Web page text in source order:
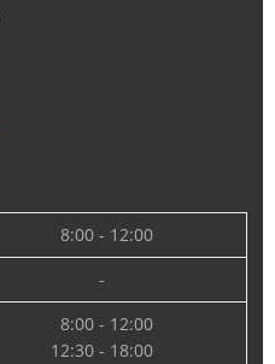
8:00 - 12:00
-
8:00 - 12:00
12:30 - 18:00